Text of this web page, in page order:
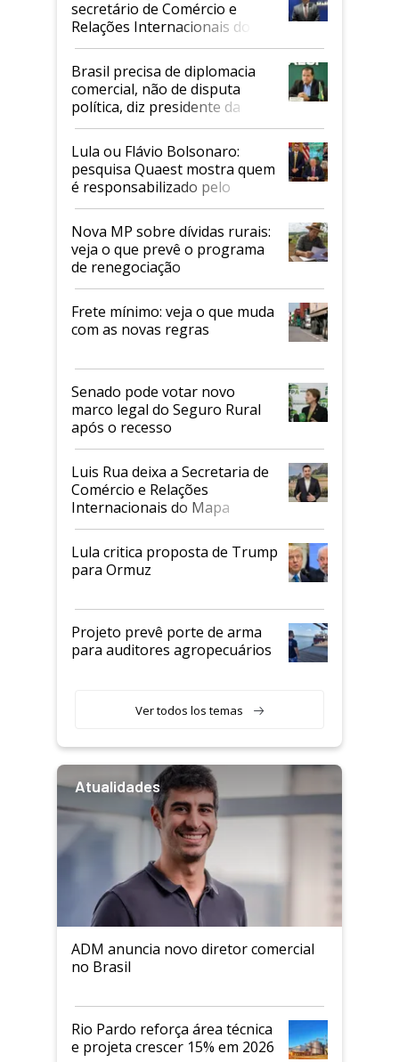
secretário de Comércio e
Relações Internacionais do
Mapa
Brasil precisa de diplomacia
comercial, não de disputa
política, diz presidente da
Faesp
Lula ou Flávio Bolsonaro:
pesquisa Quaest mostra quem
é responsabilizado pelo
tarifaço dos EUA
Nova MP sobre dívidas rurais:
veja o que prevê o programa
de renegociação
Frete mínimo: veja o que muda
com as novas regras
Senado pode votar novo
marco legal do Seguro Rural
após o recesso
Luis Rua deixa a Secretaria de
Comércio e Relações
Internacionais do Mapa
Lula critica proposta de Trump
para Ormuz
Projeto prevê porte de arma
para auditores agropecuários
Ver todos los temas
Atualidades
ADM anuncia novo diretor comercial
no Brasil
Rio Pardo reforça área técnica
e projeta crescer 15% em 2026